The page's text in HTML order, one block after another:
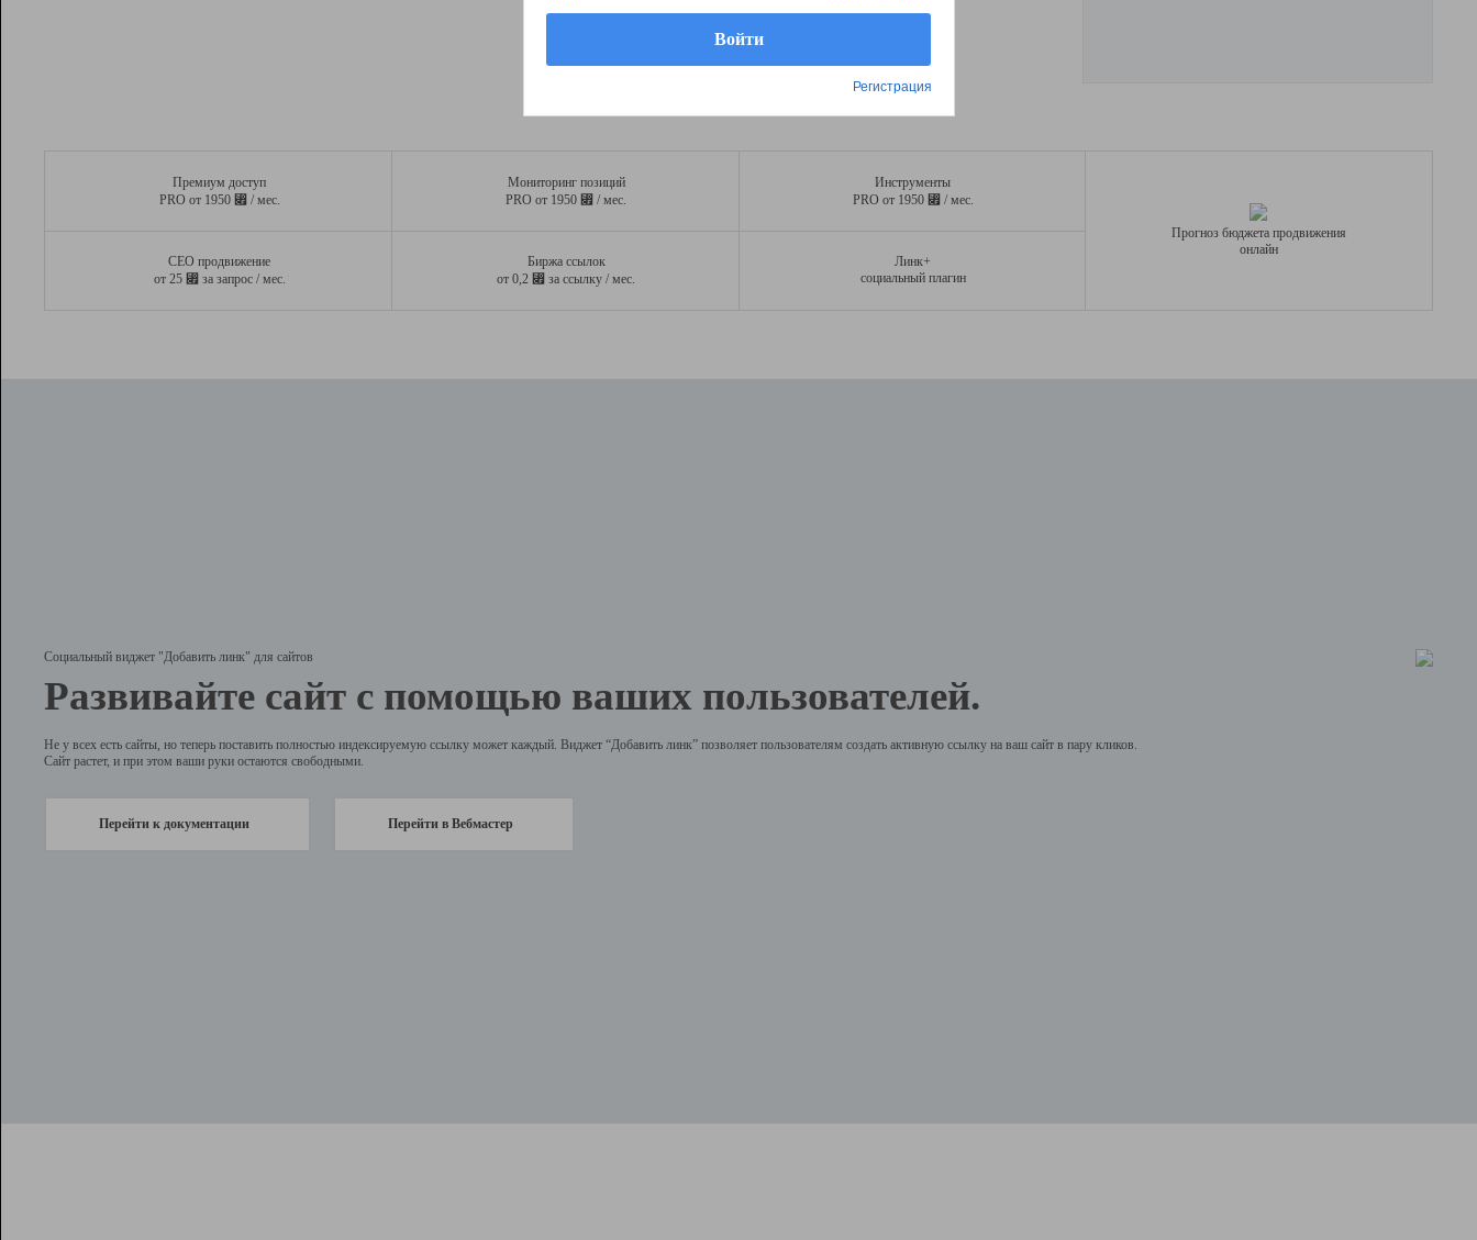
Премиум доступ
PRO от 1950 ⃏ / мес.
Мониторинг позиций
PRO от 1950 ⃏ / мес.
Инструменты
PRO от 1950 ⃏ / мес.
СЕО продвижение
от 25 ⃏ за запрос / мес.
Биржа ссылок
от 0,2 ⃏ за ссылку / мес.
Линк+
социальный плагин
Прогноз бюджета продвижения
онлайн
Социальный виджет "Добавить линк" для сайтов
Развивайте сайт с помощью ваших пользователей.
Не у всех есть сайты, но теперь поставить полностью индексируемую ссылку может каждый. Виджет “Добавить линк” позволяет пользователям создать активную ссылку на ваш сайт в пару кликов.
Сайт растет, и при этом ваши руки остаются свободными.
Перейти к документации Перейти в Вебмастер
Регистрация